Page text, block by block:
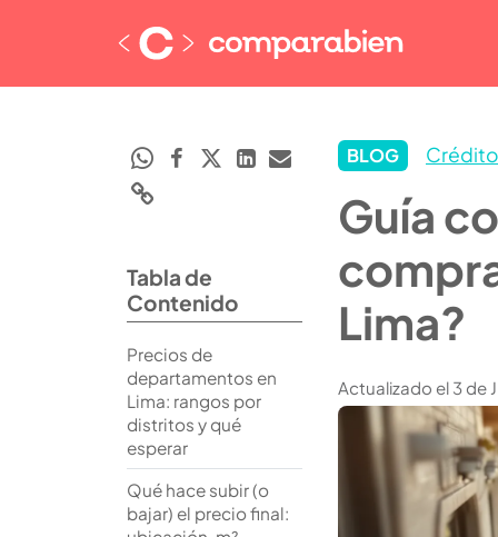
BLOG
Guía
Lima?
Actualizado el 3 de
Tabla de
Contenido
Precios de
departamentos en
Lima: rangos por
distritos y qué
esperar
Qué hace subir (o
bajar) el precio final: